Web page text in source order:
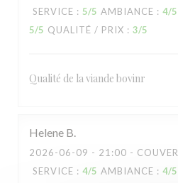
SERVICE : 5/5 AMBIANCE : 4/5
5/5 QUALITÉ / PRIX : 3/5
Qualité de la viande bovinr
Helene B
2026-06-09 - 21:00 -
SERVICE : 4/5 AMBIANCE : 4/5
BLANCA